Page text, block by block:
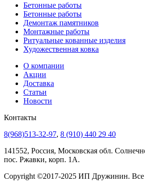
Бетонные работы
Бетонные работы
Демонтаж памятников
Монтажные работы
Ритуальные кованные изделия
Художественная ковка
О компании
Акции
Доставка
Статьи
Новости
Контакты
8(968)513-32-97, 8 (910) 440 29 40
141552, Россия, Московская обл.
пос. Ржавки, корп. 1А.
Copyright ©2017-2025 ИП Дружинин.